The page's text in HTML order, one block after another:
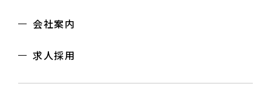
会社案内
求人採用